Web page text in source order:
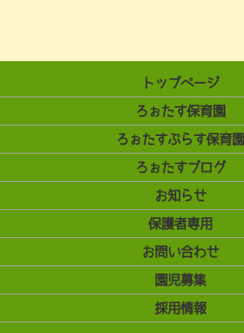
トップページ
ろぉたす保育園
ろぉたすぷらす保育園
ろぉたすブログ
お知らせ
保護者専用
お問い合わせ
園児募集
採用情報